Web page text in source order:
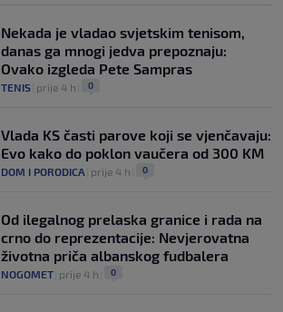
Nekada je vladao svjetskim tenisom,
danas ga mnogi jedva prepoznaju:
Ovako izgleda Pete Sampras
TENIS prije 4 h 0
Vlada KS časti parove koji se vjenčavaju:
Evo kako do poklon vaučera od 300 KM
DOM I PORODICA prije 4 h 0
Od ilegalnog prelaska granice i rada na
crno do reprezentacije: Nevjerovatna
životna priča albanskog fudbalera
NOGOMET prije 4 h 0